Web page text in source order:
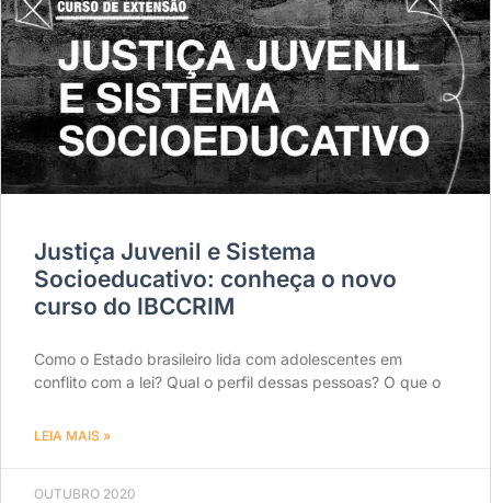
Justiça Juvenil e Sistema
Socioeducativo: conheça o novo
curso do IBCCRIM
Como o Estado brasileiro lida com adolescentes em
conflito com a lei? Qual o perfil dessas pessoas? O que o
LEIA MAIS »
OUTUBRO 2020